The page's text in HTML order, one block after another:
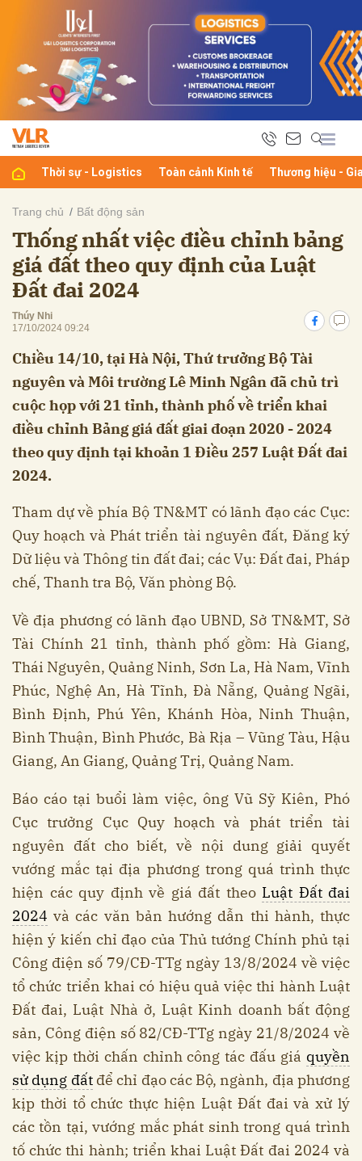
Thời sự - Logistics Toàn cảnh Kinh tế Thương hiệu -
Trang chủ Bất động sản
Thống nhất việc điều chỉnh bảng
giá đất theo quy định của Luật
Đất đai 2024
Thúy Nhi
17/10/2024 09:24
Chiều 14/10, tại Hà Nội, Thứ trưởng Bộ Tài
nguyên và Môi trường Lê Minh Ngân đã chủ trì
cuộc họp với 21 tỉnh, thành phố về triển khai
điều chỉnh Bảng giá đất giai đoạn 2020 - 2024
theo quy định tại khoản 1 Điều 257 Luật Đất đai
2024.
Tham dự về phía Bộ TN&MT có lãnh đạo các Cục:
Quy hoạch và Phát triển tài nguyên đất, Đăng ký
Dữ liệu và Thông tin đất đai; các Vụ: Đất đai, Pháp
chế, Thanh tra Bộ, Văn phòng Bộ.
Về địa phương có lãnh đạo UBND, Sở TN&MT, Sở
Tài Chính 21 tỉnh, thành phố gồm: Hà Giang,
Thái Nguyên, Quảng Ninh, Sơn La, Hà Nam, Vĩnh
Phúc, Nghệ An, Hà Tĩnh, Đà Nẵng, Quảng Ngãi,
Bình Định, Phú Yên, Khánh Hòa, Ninh Thuận,
Bình Thuận, Bình Phước, Bà Rịa – Vũng Tàu, Hậu
Giang, An Giang, Quảng Trị, Quảng Nam.
Báo cáo tại buổi làm việc, ông Vũ Sỹ Kiên, Phó
Cục trưởng Cục Quy hoạch và phát triển tài
nguyên đất cho biết, về nội dung giải quyết
vướng mắc tại địa phương trong quá trình thực
hiện các quy định về giá đất theo Luật Đất đai
2024 và các văn bản hướng dẫn thi hành, thực
hiện ý kiến chỉ đạo của Thủ tướng Chính phủ tại
Công điện số 79/CĐ-TTg ngày 13/8/2024 về việc
tổ chức triển khai có hiệu quả việc thi hành Luật
Đất đai, Luật Nhà ở, Luật Kinh doanh bất động
sản, Công điện số 82/CĐ-TTg ngày 21/8/2024 về
việc kịp thời chấn chỉnh công tác đấu giá quyền
sử dụng đấtđể chỉ đạo các Bộ, ngành, địa phương
kịp thời tổ chức thực hiện Luật Đất đai và xử lý
các tồn tại, vướng mắc phát sinh trong quá trình
tố chức thi hành; triển khai Luật Đất đai 2024 và
luận
Hủy